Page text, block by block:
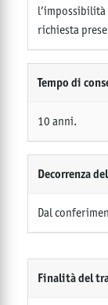
richiesta
Tempo di
10 anni.
Decorrenza
Dal
Finalità del